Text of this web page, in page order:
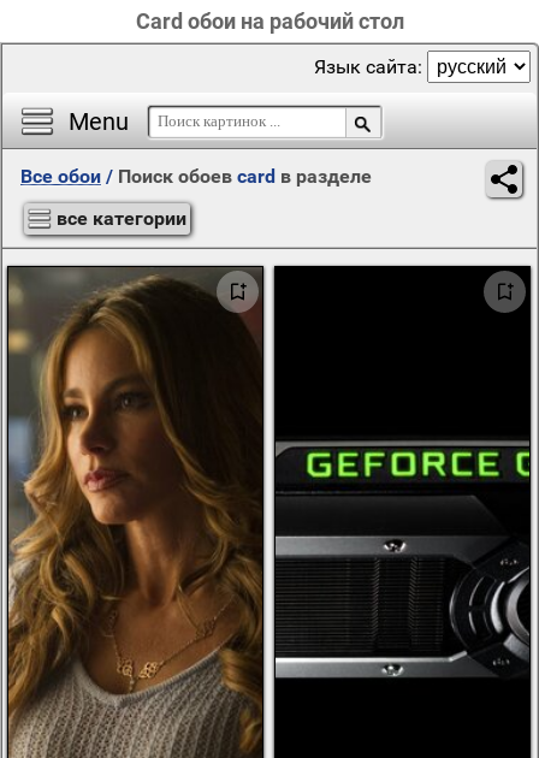
Card обои на рабочий стол
Menu
Язык сайта:
Все обои / Поиск обоев card в разделе
все категории